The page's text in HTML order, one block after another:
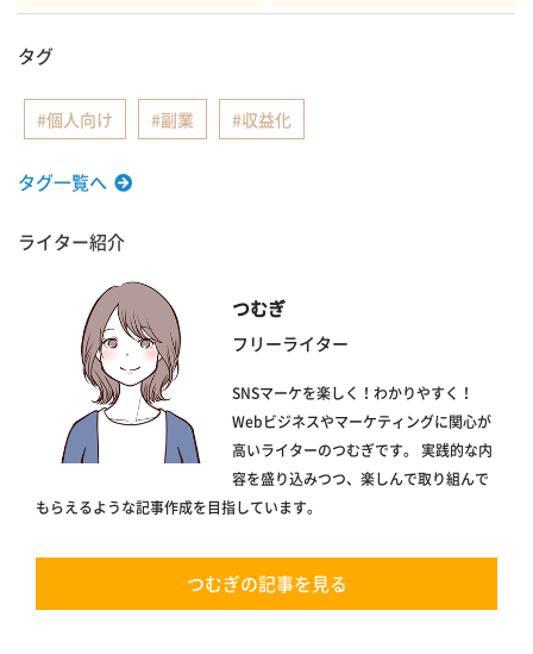
タグ
個人向け 副業 収益化
タグ一覧へ
ライター紹介
つむぎ
フリーライター
SNSマーケを楽しく！わかりやすく！
Webビジネスやマーケティングに関心が
高いライターのつむぎです。 実践的な内
容を盛り込みつつ、楽しんで取り組んで
もらえるような記事作成を目指しています。
つむぎの記事を見る